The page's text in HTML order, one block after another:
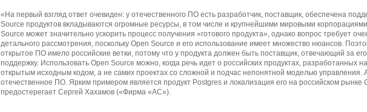
«На первый взгляд ответ очевиден: у отечественного ПО есть разработчик, поставщик, обеспечена
Source продуктов вкладываются огромные ресурсы, в том числе и крупнейшими мировыми
Source может значительно ускорить процесс получения «готового продукта», однако вопрос требует
детального рассмотрения, поскольку Open Source и его использование имеет множество нюансов.
открытое ПО имело российские ветки, потому что у продукта должен быть поставщик, отвечающий за
поддержку. Использовать Open Source можно, когда речь идет о российских продуктах, разработанных
открытым исходным кодом, а не самих проектах со сложной и подчас непонятной моделью управления.
отечественное ПО. Ярким примером является продукт Postgres и локализация его на российском
предостерегает Сергей Хахамов («Фирма «АС»).